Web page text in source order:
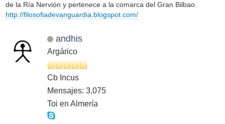
de la Ría Nervión y pertenece a la comarca del Gran Bilbao.
http://filosofiadevanguardia.blogspot.com/
andhis
Argárico
Cb Incus
Mensajes: 3,075
Toi en Almería